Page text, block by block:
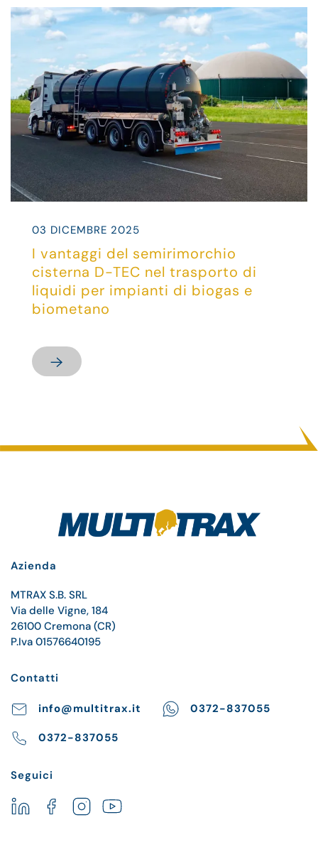
03 DICEMBRE 2025
I vantaggi del semirimorchio
cisterna D-TEC nel trasporto di
liquidi per impianti di biogas e
biometano
Azienda
MTRAX S.B. SRL
Via delle Vigne, 184
26100 Cremona (CR)
P.Iva 01576640195
Contatti
info@multitrax.it 0372-837055
0372-837055
Seguici